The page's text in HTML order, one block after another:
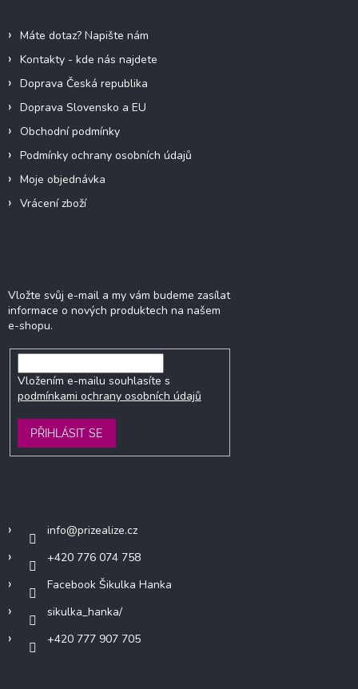
Máte dotaz? Napište nám
Kontakty - kde nás najdete
Doprava Česká republika
Doprava Slovensko a EU
Obchodní podmínky
Podmínky ochrany osobních údajů
Moje objednávka
Vrácení zboží
Vložte svůj e-mail a my vám budeme zasílat
informace o nových produktech na našem
e-shopu.
Vložením e-mailu souhlasíte s
podmínkami ochrany osobních údajů
PŘIHLÁSIT SE
info@prizealize.cz
+420 776 074 758
Facebook Šikulka Hanka
sikulka_hanka/
+420 777 907 705